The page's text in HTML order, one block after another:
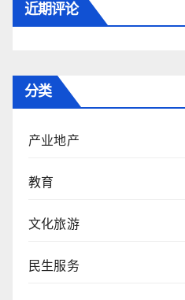
近期评论
分类
产业地产
教育
文化旅游
民生服务